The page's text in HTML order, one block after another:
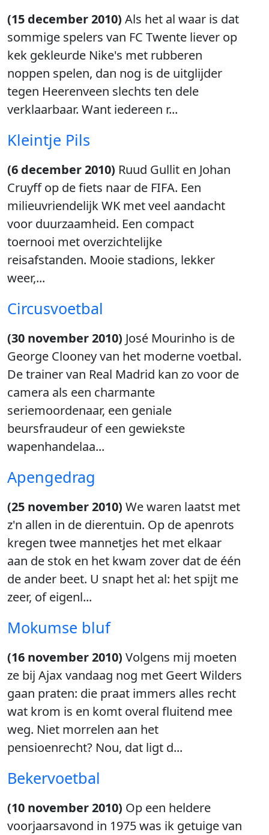
(15 december 2010) Als het al waar is dat
sommige spelers van FC Twente liever op
kek gekleurde Nike's met rubberen
noppen spelen, dan nog is de uitglijder
tegen Heerenveen slechts ten dele
verklaarbaar. Want iedereen r...
Kleintje Pils
(6 december 2010) Ruud Gullit en Johan
Cruyff op de fiets naar de FIFA. Een
milieuvriendelijk WK met veel aandacht
voor duurzaamheid. Een compact
toernooi met overzichtelijke
reisafstanden. Mooie stadions, lekker
weer,...
Circusvoetbal
(30 november 2010) José Mourinho is de
George Clooney van het moderne voetbal.
De trainer van Real Madrid kan zo voor de
camera als een charmante
seriemoordenaar, een geniale
beursfraudeur of een gewiekste
wapenhandelaa...
Apengedrag
(25 november 2010) We waren laatst met
z'n allen in de dierentuin. Op de apenrots
kregen twee mannetjes het met elkaar
aan de stok en het kwam zover dat de één
de ander beet. U snapt het al: het spijt me
zeer, of eigenl...
Mokumse bluf
(16 november 2010) Volgens mij moeten
ze bij Ajax vandaag nog met Geert Wilders
gaan praten: die praat immers alles recht
wat krom is en komt overal fluitend mee
weg. Niet morrelen aan het
pensioenrecht? Nou, dat ligt d...
Bekervoetbal
(10 november 2010) Op een heldere
voorjaarsavond in 1975 was ik getuige van